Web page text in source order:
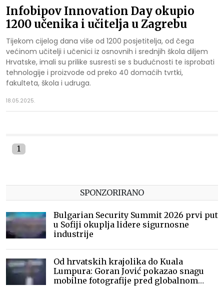
Infobipov Innovation Day okupio
1200 učenika i učitelja u Zagrebu
Tijekom cijelog dana više od 1200 posjetitelja, od čega
većinom učitelji i učenici iz osnovnih i srednjih škola diljem
Hrvatske, imali su prilike susresti se s budućnosti te isprobati
tehnologije i proizvode od preko 40 domaćih tvrtki,
fakulteta, škola i udruga.
18.05.2025.
1
SPONZORIRANO
Bulgarian Security Summit 2026 prvi put
u Sofiji okuplja lidere sigurnosne
industrije
Od hrvatskih krajolika do Kuala
Lumpura: Goran Jović pokazao snagu
mobilne fotografije pred globalnom